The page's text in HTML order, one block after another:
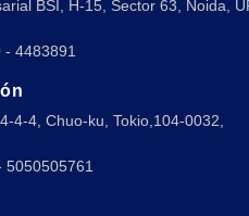
BSI, H-15, Sector 63, Noida,
- 4483891
4-4, Chuo-ku, Tokio,104-0032,
5050505761